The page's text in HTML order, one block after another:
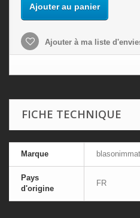
Ajouter au panier
Ajouter à ma liste
FICHE TECHNIQUE
Marque blasonimmat
Pays
d'origine
FR